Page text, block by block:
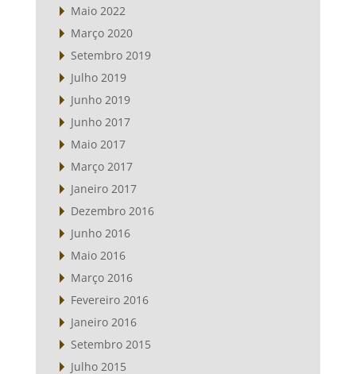
Maio 2022
Março 2020
Setembro 2019
Julho 2019
Junho 2019
Junho 2017
Maio 2017
Março 2017
Janeiro 2017
Dezembro 2016
Junho 2016
Maio 2016
Março 2016
Fevereiro 2016
Janeiro 2016
Setembro 2015
Julho 2015